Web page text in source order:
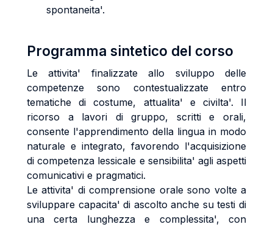
spontaneita'.
Programma sintetico del corso
Le attivita' finalizzate allo sviluppo delle
competenze sono contestualizzate entro
tematiche di costume, attualita' e civilta'. Il
ricorso a lavori di gruppo, scritti e orali,
consente l'apprendimento della lingua in modo
naturale e integrato, favorendo l'acquisizione
di competenza lessicale e sensibilita' agli aspetti
comunicativi e pragmatici.
Le attivita' di comprensione orale sono volte a
sviluppare capacita' di ascolto anche su testi di
una certa lunghezza e complessita', con